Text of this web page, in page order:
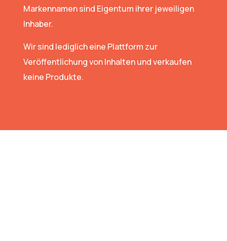
Markennamen sind Eigentum ihrer jeweiligen
Inhaber.
Wir sind lediglich eine Plattform zur
Veröffentlichung von Inhalten und verkaufen
keine Produkte.